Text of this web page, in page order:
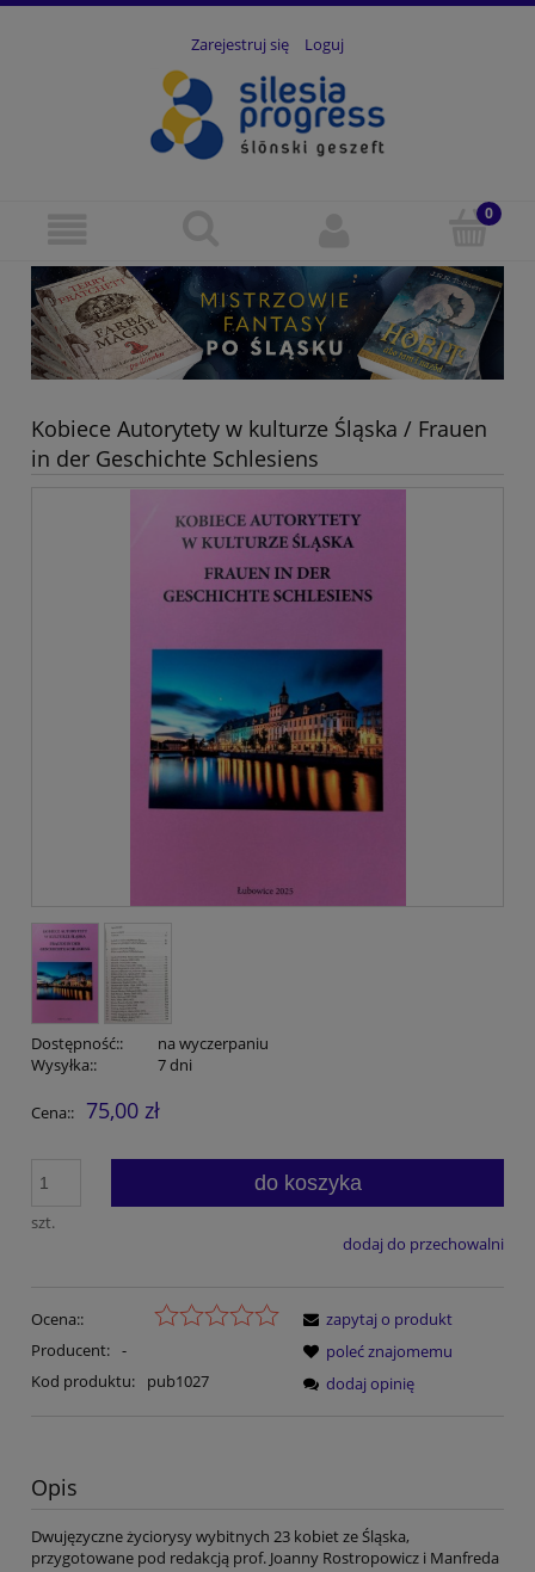
Zarejestruj się Loguj
Kobiece Autorytety w kulturze Śląska / Frauen
in der Geschichte Schlesiens
Dostępność::
na wyczerpaniu
Wysyłka::
7 dni
Cena:: 75,00 zł
szt.
do koszyka
dodaj do przechowalni
Ocena::
Producent: -
Kod produktu:
pub1027
zapytaj o produkt
poleć znajomemu
dodaj opinię
Opis
Dwujęzyczne życiorysy wybitnych 23 kobiet ze Śląska,
przygotowane pod redakcją prof. Joanny Rostropowicz i Manfreda